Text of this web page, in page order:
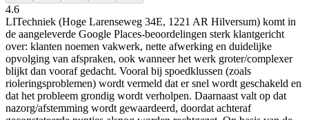
4.6
LITechniek (Hoge Larenseweg 34E, 1221 AR Hilversum) komt in
de aangeleverde Google Places-beoordelingen sterk klantgericht
over: klanten noemen vakwerk, nette afwerking en duidelijke
opvolging van afspraken, ook wanneer het werk groter/complexer
blijkt dan vooraf gedacht. Vooral bij spoedklussen (zoals
rioleringsproblemen) wordt vermeld dat er snel wordt geschakeld en
dat het probleem grondig wordt verholpen. Daarnaast valt op dat
nazorg/afstemming wordt gewaardeerd, doordat achteraf